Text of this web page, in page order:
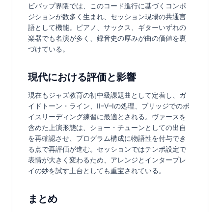
ビバップ界隈では、このコード進行に基づくコンポ
ジションが数多く生まれ、セッション現場の共通言
語として機能。ピアノ、サックス、ギターいずれの
楽器でも名演が多く、録音史の厚みが曲の価値を裏
づけている。
現代における評価と影響
現在もジャズ教育の初中級課題曲として定着し、ガ
イドトーン・ライン、II–V–Iの処理、ブリッジでのボ
イスリーディング練習に最適とされる。ヴァースを
含めた上演形態は、ショー・チューンとしての出自
を再確認させ、プログラム構成に物語性を付与でき
る点で再評価が進む。セッションではテンポ設定で
表情が大きく変わるため、アレンジとインタープレ
イの妙を試す土台としても重宝されている。
まとめ